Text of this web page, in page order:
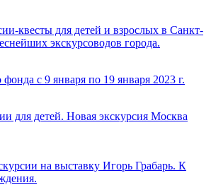
квесты для детей и взрослых в Санкт-
экскурсоводов города.
с 9 января по 19 января 2023 г.
для детей. Новая экскурсия Москва
на выставку Игорь Грабарь. К